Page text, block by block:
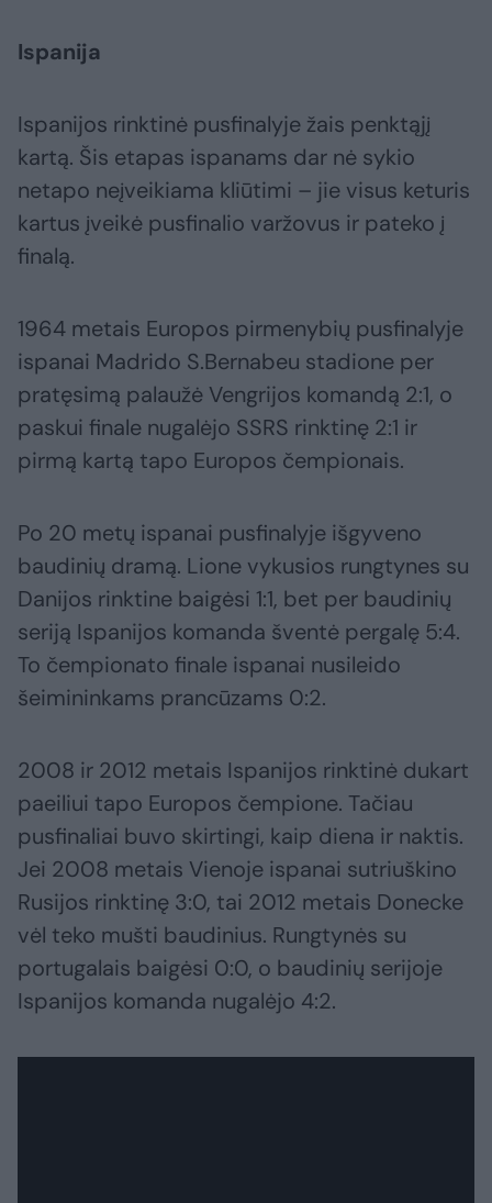
Ispanija
Ispanijos rinktinė pusfinalyje žais penktąjį
kartą. Šis etapas ispanams dar nė sykio
netapo neįveikiama kliūtimi – jie visus keturis
kartus įveikė pusfinalio varžovus ir pateko į
finalą.
1964 metais Europos pirmenybių pusfinalyje
ispanai Madrido S.Bernabeu stadione per
pratęsimą palaužė Vengrijos komandą 2:1, o
paskui finale nugalėjo SSRS rinktinę 2:1 ir
pirmą kartą tapo Europos čempionais.
Po 20 metų ispanai pusfinalyje išgyveno
baudinių dramą. Lione vykusios rungtynes su
Danijos rinktine baigėsi 1:1, bet per baudinių
seriją Ispanijos komanda šventė pergalę 5:4.
To čempionato finale ispanai nusileido
šeimininkams prancūzams 0:2.
2008 ir 2012 metais Ispanijos rinktinė dukart
paeiliui tapo Europos čempione. Tačiau
pusfinaliai buvo skirtingi, kaip diena ir naktis.
Jei 2008 metais Vienoje ispanai sutriuškino
Rusijos rinktinę 3:0, tai 2012 metais Donecke
vėl teko mušti baudinius. Rungtynės su
portugalais baigėsi 0:0, o baudinių serijoje
Ispanijos komanda nugalėjo 4:2.